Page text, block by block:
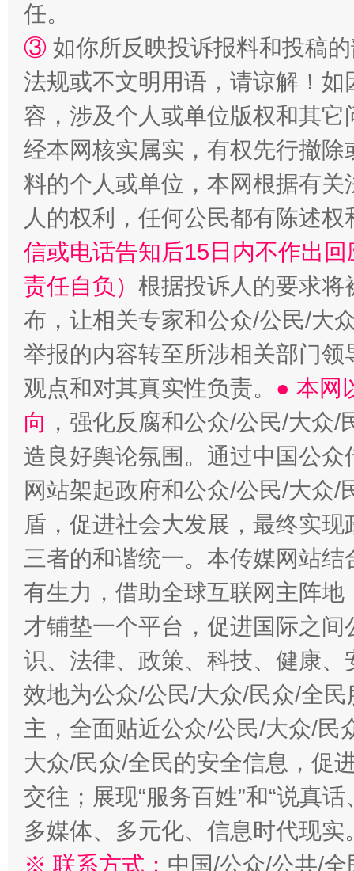
任。
③ 如你所反映投诉报料和投稿
法规或不文明用语，请谅解！
容，涉及个人或单位版权和其它
经本网核实属实，有权先行撤
料的个人或单位，本网根据有
人的权利，任何公民都有陈述
信或电话告知后15日内不作出
责任自负） 根据投诉人的要求将
布，让相关专家和公众/公民/大
举报的内容转至所涉相关部门
观点和对其真实性负责。 ● 本网
向 ，强化反腐和公众/公民/大众
造良好舆论氛围。通过中国公
网站架起政府和公众/公民/大众
盾，促进社会大发展，最终实
三者的和谐统一。本传媒网站
有生力，借助全球互联网主阵
才铺垫一个平台，促进国际之
识、法律、政策、科技、健康
效地为公众/公民/大众/民众/全
主，全面贴近公众/公民/大众/民
大众/民众/全民的安全信息，促
交往；展现“服务百姓”和“说真
多媒体、多元化、信息时代现实
※ 联系方式： 中国/公众/公共/